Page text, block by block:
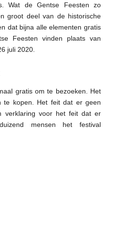
Wat de Gentse Feesten zo
groot deel van de historische
dat bijna alle elementen gratis
Feesten vinden plaats van
juli 2020.
gratis om te bezoeken. Het
te kopen. Het feit dat er geen
verklaring voor het feit dat er
mensen het festival